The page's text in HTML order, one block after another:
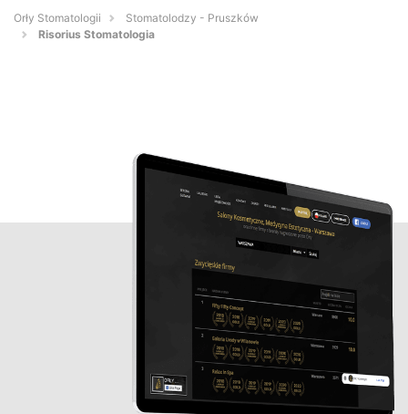
Orły Stomatologii
Stomatolodzy - Pruszków
Risorius Stomatologia